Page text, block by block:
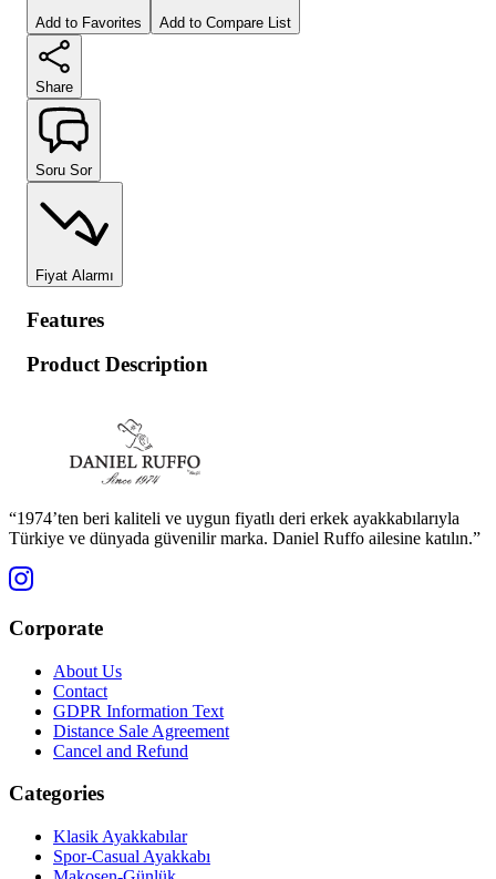
Add to Favorites Add to Compare List
Share
Soru Sor
Fiyat Alarmı
Features
Product Description
“1974’ten beri kaliteli ve uygun fiyatlı deri erkek ayakkabılarıyla
Türkiye ve dünyada güvenilir marka. Daniel Ruffo ailesine katılın.”
Corporate
About Us
Contact
GDPR Information Text
Distance Sale Agreement
Cancel and Refund
Categories
Klasik Ayakkabılar
Spor-Casual Ayakkabı